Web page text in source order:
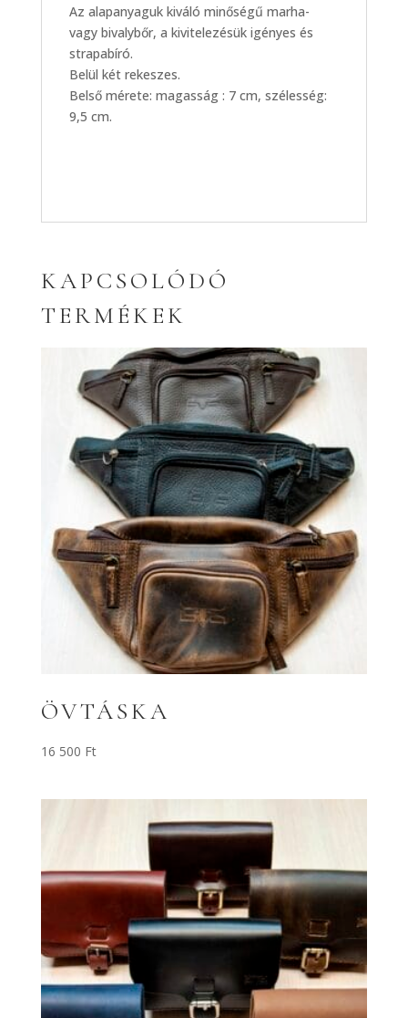
Az alapanyaguk kiváló minőségű marha-
vagy bivalybőr, a kivitelezésük igényes és
strapabíró.
Belül két rekeszes.
Belső mérete: magasság : 7 cm, szélesség:
9,5 cm.
KAPCSOLÓDÓ
TERMÉKEK
ÖVTÁSKA
16 500 Ft